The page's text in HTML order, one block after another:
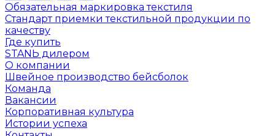
Обязательная маркировка текстиля
Стандарт приемки текстильной продукции по
качеству
Где купить
STANЬ дилером
О компании
Швейное производство бейсболок
Команда
Вакансии
Корпоративная культура
Истории успеха